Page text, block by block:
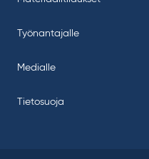
Työnantajalle
Medialle
Tietosuoja